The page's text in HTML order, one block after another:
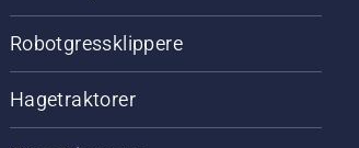
Robotgressklippere
Hagetraktorer